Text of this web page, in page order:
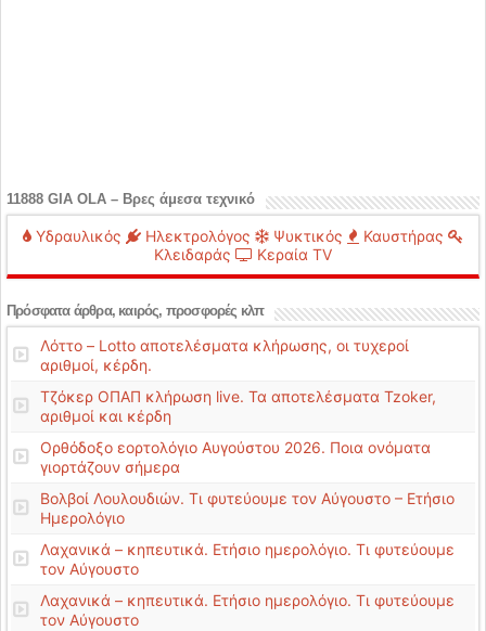
11888 GIA OLA – Βρες άμεσα τεχνικό
Υδραυλικός Ηλεκτρολόγος Ψυκτικός
Καυστήρας
Κλειδαράς
Κεραία TV
Πρόσφατα άρθρα, καιρός, προσφορές κλπ
Λόττο – Lotto αποτελέσματα κλήρωσης, οι τυχεροί
αριθμοί, κέρδη.
Τζόκερ ΟΠΑΠ κλήρωση live. Τα αποτελέσματα Tzoker,
αριθμοί και κέρδη
Ορθόδοξο εορτολόγιο Αυγούστου 2026. Ποια ονόματα
γιορτάζουν σήμερα
Βολβοί Λουλουδιών. Τι φυτεύουμε τον Αύγουστο – Ετήσιο
Ημερολόγιο
Λαχανικά – κηπευτικά. Ετήσιο ημερολόγιο. Τι φυτεύουμε
τον Αύγουστο
Λαχανικά – κηπευτικά. Ετήσιο ημερολόγιο. Τι φυτεύουμε
τον Αύγουστο